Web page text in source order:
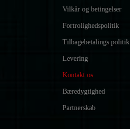
Vilkår og betingelser
Fortrolighedspolitik
Tilbagebetalings politik
Levering
Kontakt os
Bæredygtighed
Partnerskab